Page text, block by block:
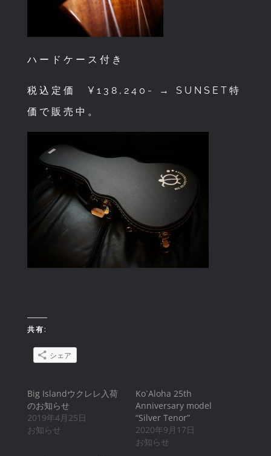
ハードケース付き
税込定価 ¥138,240- → SUNSET特
価で販売中。
共有:
シェア
Big Islandウクレレ入荷
のお知らせ
2019年4月25日
お知らせ
Ko`Aloha 25th
Anniversary model
“Silver Tenor”
2020年9月17日
お知らせ